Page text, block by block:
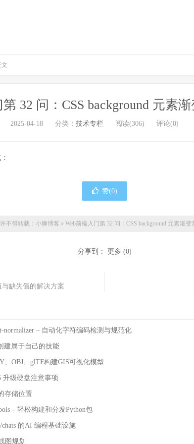
文
32 问：CSS background 元素
2025-04-18 分类： 技术专栏 阅读(306) 评论(0)
赞(0)
不得转载： 小狮博客 » Web前端入门第 32 问：CSS background 元素渐
分享到： 更多 (0)
缺失值的解决方案
normalizer – 自动化字符编码检测与规范化
建属于自己的技能
、OBJ、glTF构建GIS可视化模型
升级硬盘注意事项
存储位置
– 轻松构建和分发Python包
chats 的AI 编程基础设施
图规划